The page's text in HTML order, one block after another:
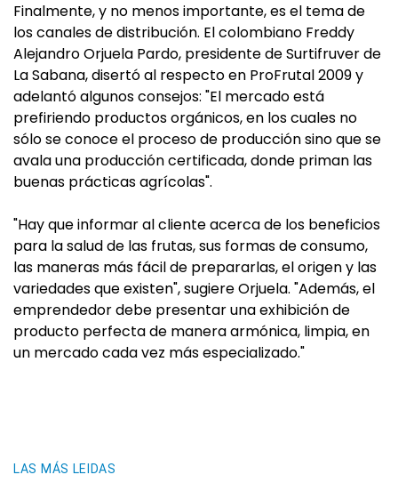
Finalmente, y no menos importante, es el tema de
los canales de distribución. El colombiano Freddy
Alejandro Orjuela Pardo, presidente de Surtifruver de
La Sabana, disertó al respecto en ProFrutal 2009 y
adelantó algunos consejos: "El mercado está
prefiriendo productos orgánicos, en los cuales no
sólo se conoce el proceso de producción sino que se
avala una producción certificada, donde priman las
buenas prácticas agrícolas".
"Hay que informar al cliente acerca de los beneficios
para la salud de las frutas, sus formas de consumo,
las maneras más fácil de prepararlas, el origen y las
variedades que existen", sugiere Orjuela. "Además, el
emprendedor debe presentar una exhibición de
producto perfecta de manera armónica, limpia, en
un mercado cada vez más especializado."
LAS MÁS LEIDAS